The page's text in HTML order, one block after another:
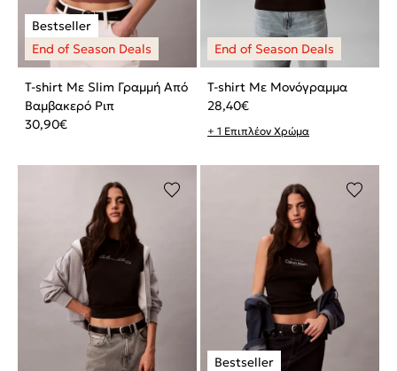
T-shirt Με Slim Γραμμή Από
Βαμβακερό Ριπ
30,90€
T-shirt Με Μονόγραμμα
28,40€
+ 1 Επιπλέον Χρώμα